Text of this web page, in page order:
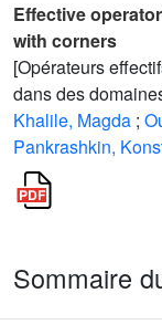
Effective
with corners
[Opérateurs
dans des
Khalile, Magda ;
Pankrashkin,
Sommaire